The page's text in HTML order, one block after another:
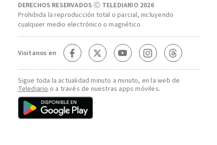
DERECHOS RESERVADOS Ⓒ TELEDIARIO 2026
Prohibida la reproducción total o parcial, incluyendo
cualquier medio electrónico o magnético.
Visitanos en
Sigue toda la actualidad minuto a minuto, en la web de
Telediarioo a través de nuestras apps móviles.